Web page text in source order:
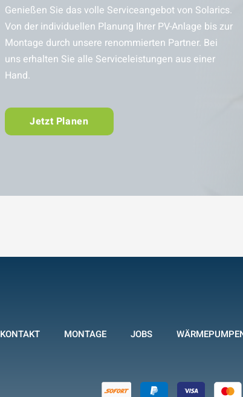
Genießen Sie das volle Serviceangebot von Solarics.
Von der individuellen Planung Ihrer PV-Anlage bis zur
Montage durch unsere renommierten Partner. Bei
uns erhalten Sie alle Serviceleistungen aus einer
Hand.
Jetzt Planen
KONTAKT MONTAGE JOBS